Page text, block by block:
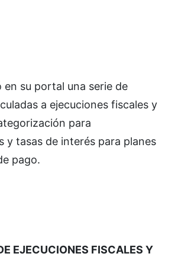
en su portal una serie de
a ejecuciones fiscales y
para
y tasas de interés para planes
pago.
EJECUCIONES FISCALES Y